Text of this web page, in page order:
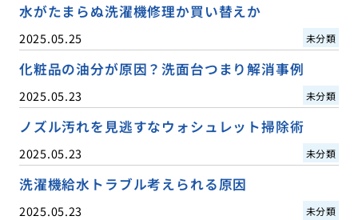
水がたまらぬ洗濯機修理か買い替えか
2025.05.25 未分類
化粧品の油分が原因？洗面台つまり解消事例
2025.05.23 未分類
ノズル汚れを見逃すなウォシュレット掃除術
2025.05.23 未分類
洗濯機給水トラブル考えられる原因
2025.05.23 未分類